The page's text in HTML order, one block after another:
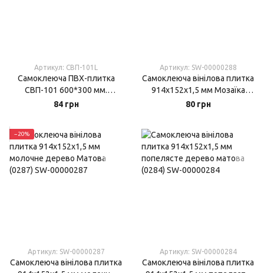
Артикул: СВП-101L
Самоклеюча ПВХ-плитка
СВП-101 600*300 мм.
Глянцева
84 грн
Артикул: SW-00000288
Самоклеюча вінілова плитка
914х152х1,5 мм Мозаїка
світла Матова (0288)
80 грн
−20%
Артикул: SW-00000287
Самоклеюча вінілова плитка
Артикул: SW-00000284
Самоклеюча вінілова плитка